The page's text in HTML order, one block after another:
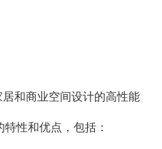
和商业空间设计的高性能
性和优点，包括：